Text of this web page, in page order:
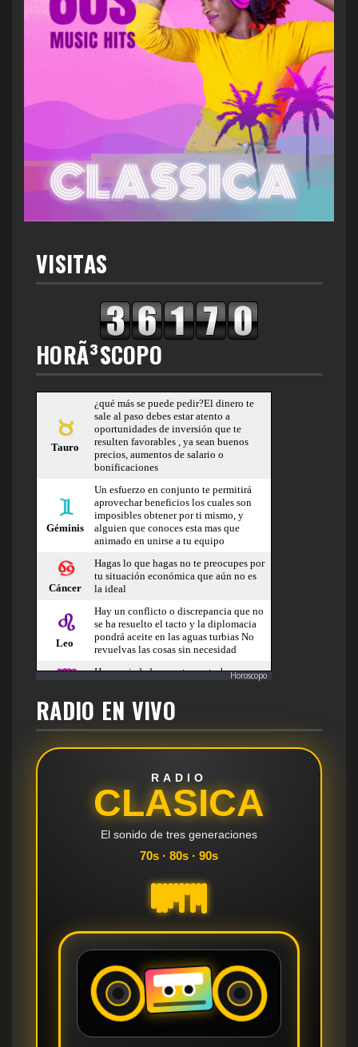
VISITAS
HORÃ³SCOPO
Horoscopo
RADIO EN VIVO
RADIO
CLASICA
El sonido de tres generaciones
70s · 80s · 90s